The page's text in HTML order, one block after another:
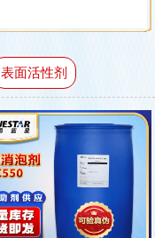
表面活性剂